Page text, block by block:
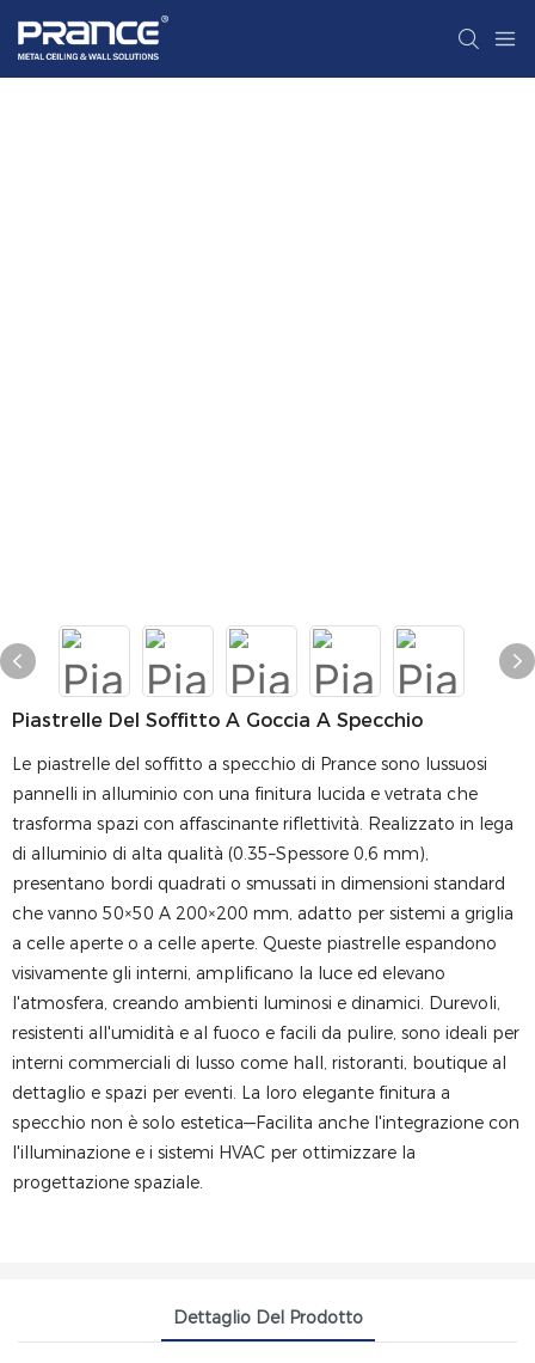
Piastrelle Del Soffitto A Goccia A Specchio
Le piastrelle del soffitto a specchio di Prance sono lussuosi
pannelli in alluminio con una finitura lucida e vetrata che
trasforma spazi con affascinante riflettività. Realizzato in lega
di alluminio di alta qualità (0.35–Spessore 0,6 mm),
presentano bordi quadrati o smussati in dimensioni standard
che vanno 50×50 A 200×200 mm, adatto per sistemi a griglia
a celle aperte o a celle aperte. Queste piastrelle espandono
visivamente gli interni, amplificano la luce ed elevano
l'atmosfera, creando ambienti luminosi e dinamici. Durevoli,
resistenti all'umidità e al fuoco e facili da pulire, sono ideali per
interni commerciali di lusso come hall, ristoranti, boutique al
dettaglio e spazi per eventi. La loro elegante finitura a
specchio non è solo estetica—Facilita anche l'integrazione con
l'illuminazione e i sistemi HVAC per ottimizzare la
progettazione spaziale.
Dettaglio Del Prodotto